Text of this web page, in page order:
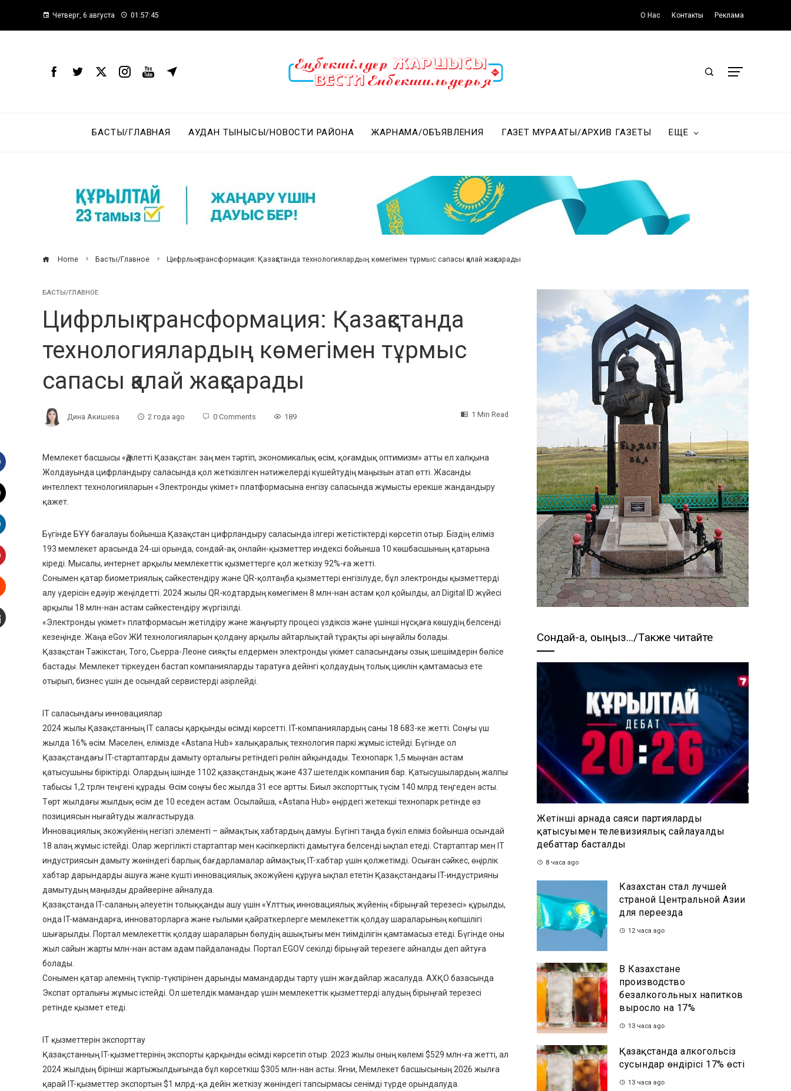
Четверг, 6 августа 01:57:46 О Нас Контакты Реклама
БАСТЫ/ГЛАВНАЯ АУДАН ТЫНЫСЫ/НОВОСТИ РАЙОНА ЖАРНАМА/ОБЪЯВЛЕНИЯ ГАЗЕТ МҰРАҒАТЫ/АРХИВ ГАЗЕТЫ ЕЩЕ
Home Басты/Главное Цифрлық трансформация: Қазақстанда технологиялардың көмегімен тұрмыс сапасы қалай жақсарады
БАСТЫ/ГЛАВНОЕ
Цифрлық трансформация: Қазақстанда
технологиялардың көмегімен тұрмыс
сапасы қалай жақсарады
Дина Акишева 2 года ago 0 Comments 189 1 Min Read
Мемлекет басшысы «Әділетті Қазақстан: заң мен тәртіп, экономикалық өсім, қоғамдық оптимизм» атты ел халқына
Жолдауында цифрландыру саласында қол жеткізілген нәтижелерді күшейтудің маңызын атап өтті. Жасанды
интеллект технологияларын «Электронды үкімет» платформасына енгізу саласында жұмысты ерекше жандандыру
қажет.
Бүгінде БҰҰ бағалауы бойынша Қазақстан цифрландыру саласында ілгері жетістіктерді көрсетіп отыр. Біздің еліміз
193 мемлекет арасында 24-ші орында, сондай-ақ онлайн-қызметтер индексі бойынша 10 көшбасшының қатарына
кіреді. Мысалы, интернет арқылы мемлекеттік қызметтерге қол жеткізу 92%-ға жетті.
Сонымен қатар биометриялық сәйкестендіру және QR-қолтаңба қызметтері енгізілуде, бұл электронды қызметтерді
алу үдерісін едәуір жеңілдетті. 2024 жылы QR-кодтардың көмегімен 8 млн-нан астам қол қойылды, ал Digital ID жүйесі
арқылы 18 млн-нан астам сәйкестендіру жүргізілді.
«Электронды үкімет» платформасын жетілдіру және жаңғырту процесі үздіксіз және үшінші нұсқаға көшудің белсенді
кезеңінде. Жаңа eGov ЖИ технологияларын қолдану арқылы айтарлықтай тұрақты әрі ыңғайлы болады.
Қазақстан Тәжікстан, Того, Сьерра-Леоне сияқты елдермен электронды үкімет саласындағы озық шешімдерін бөлісе
бастады. Мемлекет тіркеуден бастап компанияларды таратуға дейінгі қолдаудың толық циклін қамтамасыз ете
отырып, бизнес үшін де осындай сервистерді әзірлейді.
IT саласындағы инновациялар
2024 жылы Қазақстанның IT саласы қарқынды өсімді көрсетті. IT-компаниялардың саны 18 683-ке жетті. Соңғы үш
жылда 16% өсім. Мәселен, елімізде «Astana Hub» халықаралық технология паркі жұмыс істейді. Бүгінде ол
Қазақстандағы IT-стартаптарды дамыту орталығы ретіндегі рөлін айқындады. Технопарк 1,5 мыңнан астам
қатысушыны біріктірді. Олардың ішінде 1102 қазақстандық және 437 шетелдік компания бар. Қатысушылардың жалпы
табысы 1,2 трлн теңгені құрады. Өсім соңғы бес жылда 31 есе артты. Биыл экспорттық түсім 140 млрд теңгеден асты.
Төрт жылдағы жылдық өсім де 10 еседен астам. Осылайша, «Astana Hub» өңірдегі жетекші технопарк ретінде өз
позициясын нығайтуды жалғастыруда.
Инновациялық экожүйенің негізгі элементі – аймақтық хабтардың дамуы. Бүгінгі таңда бүкіл еліміз бойынша осындай
18 алаң жұмыс істейді. Олар жергілікті стартаптар мен кәсіпкерлікті дамытуға белсенді ықпал етеді. Стартаптар мен IT
индустриясын дамыту жөніндегі барлық бағдарламалар аймақтық IT-хабтар үшін қолжетімді. Осыған сәйкес, өңірлік
хабтар дарындарды ашуға және күшті инновациялық экожүйені құруға ықпал ететін Қазақстандағы IT-индустрияны
дамытудың маңызды драйверіне айналуда.
Қазақстанда IT-саланың әлеуетін толыққанды ашу үшін «Ұлттық инновациялық жүйенің «бірыңғай терезесі» құрылды,
онда IT-мамандарға, инноваторларға және ғылыми қайраткерлерге мемлекеттік қолдау шараларының көпшілігі
шығарылды. Портал мемлекеттік қолдау шараларын бөлудің ашықтығы мен тиімділігін қамтамасыз етеді. Бүгінде оны
жыл сайын жарты млн-нан астам адам пайдаланады. Портал EGOV секілді бірыңғай терезеге айналды деп айтуға
болады.
Сонымен қатар әлемнің түкпір-түкпірінен дарынды мамандарды тарту үшін жағдайлар жасалуда. АХҚО базасында
Экспат орталығы жұмыс істейді. Ол шетелдік мамандар үшін мемлекеттік қызметтерді алудың бірыңғай терезесі
ретінде қызмет етеді.
IT қызметтерін экспорттау
Қазақстанның IT-қызметтерінің экспорты қарқынды өсімді көрсетіп отыр. 2023 жылы оның көлемі $529 млн-ға жетті, ал
2024 жылдың бірінші жартыжылдығында бұл көрсеткіш $305 млн-нан асты. Яғни, Мемлекет басшысының 2026 жылға
қарай IT-қызметтер экспортын $1 млрд-қа дейін жеткізу жөніндегі тапсырмасы сенімді түрде орындалуда.
Сондай-ақ, оқыңыз…/Также читайте
Жетінші арнада саяси партиялардың
қатысуымен телевизиялық сайлауалды
дебаттар басталды
8 часа ago
Казахстан стал лучшей
страной Центральной Азии
для переезда
12 часа ago
В Казахстане
производство
безалкогольных напитков
выросло на 17%
13 часа ago
Қазақстанда алкогольсіз
сусындар өндірісі 17% өсті
13 часа ago